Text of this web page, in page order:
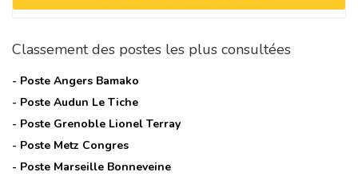
Classement des postes les plus consultées
- Poste Angers Bamako
- Poste Audun Le Tiche
- Poste Grenoble Lionel Terray
- Poste Metz Congres
- Poste Marseille Bonneveine